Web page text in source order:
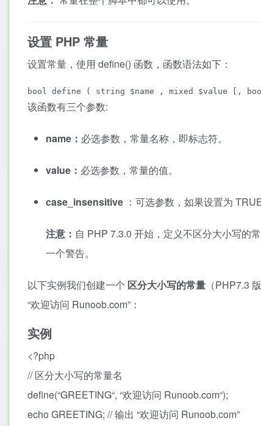
设置 PHP 常量
设置常量，使用 define() 函数，函数语法如下：
该函数有三个参数:
name： 必选参数，常量名称，即标志符。
value： 必选参数，常量的值。
case_insensitive ：可选参数，如果设置为
注意： 自 PHP 7.3.0 开始，定义不区分大小写的
一个警告。
以下实例我们创建一个 区分大小写的常量 （PHP7.3
“欢迎访问 Runoob.com”：
实例
<?php
//区分大小写的常量名
define(“GREETING“, “欢迎访问 Runoob.com“);
echo GREETING; //输出 “欢迎访问 Runoob.com”